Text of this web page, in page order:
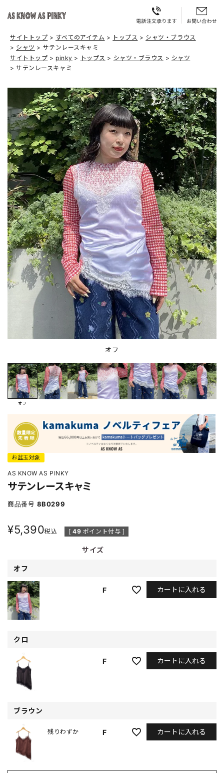
サイトトップ すべてのアイテム トップス
シャツ・ブラウス
シャツ
サテンレースキャミ
サイトトップ
pinky トップス シャツ・ブラウス
シャツ
サテンレースキャミ
オフ
オフ
お盆玉対象
AS KNOW AS PINKY
サテンレースキャミ
商品番号 8B0299
¥5,390税込 [ 49 ポイント付与 ]
サイズ
オフ
F カートに入れる
クロ
F カートに入れる
ブラウン
F
残りわずか カートに入れる